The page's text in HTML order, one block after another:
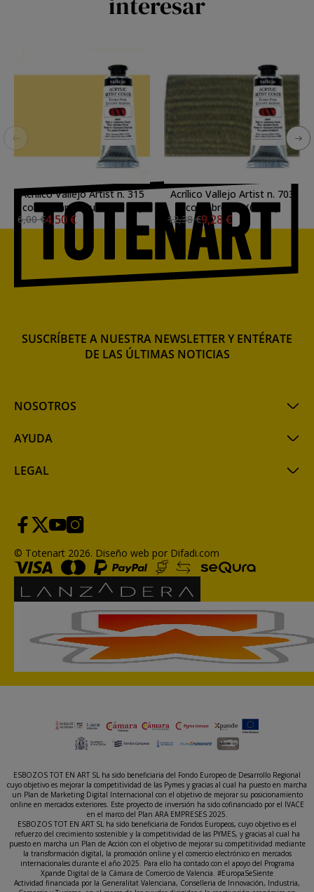
Acrílico Vallejo Artist n. 315
color titanio crudo (60 ml)
6,00 €4,50 €
Acrílico Vallejo Artist n. 703
color bronce (60 ml)
12,38 €9,28 €
NOSOTROS
AYUDA
LEGAL
SUSCRÍBETE A NUESTRA NEWSLETTER Y ENTÉRATE
DE LAS ÚLTIMAS NOTICIAS
© Totenart 2026. Diseño web por Difadi.com
ESBOZOS TOT EN ART SL ha sido beneficiaria del Fondo Europeo de Desarrollo Regional
cuyo objetivo es mejorar la competitividad de las Pymes y gracias al cual ha puesto en marcha
un Plan de Marketing Digital Internacional con el objetivo de mejorar su posicionamiento
online en mercados exteriores. Este proyecto de inversión ha sido cofinanciado por el IVACE
en el marco del Plan ARA EMPRESES 2025.
ESBOZOS TOT EN ART SL ha sido beneficiaria de Fondos Europeos, cuyo objetivo es el
refuerzo del crecimiento sostenible y la competitividad de las PYMES, y gracias al cual ha
puesto en marcha un Plan de Acción con el objetivo de mejorar su competitividad mediante
la transformación digital, la promoción online y el comercio electrónico en mercados
internacionales durante el año 2025. Para ello ha contado con el apoyo del Programa
Xpande Digital de la Cámara de Comercio de Valencia. #EuropaSeSiente
Actividad financiada por la Generalitat Valenciana, Conselleria de Innovación, Industria,